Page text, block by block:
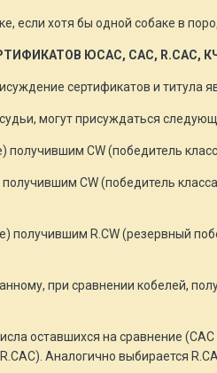
если хотя бы одной собаке в
ЮСАС, CAC, R.CAC,
сертификатов и титула
могут присуждаться
CW (победитель
CW (победитель
получившим R.CW (резервный
при сравнении кобелей,
оставшихся на сравнение
Аналогично выбирается